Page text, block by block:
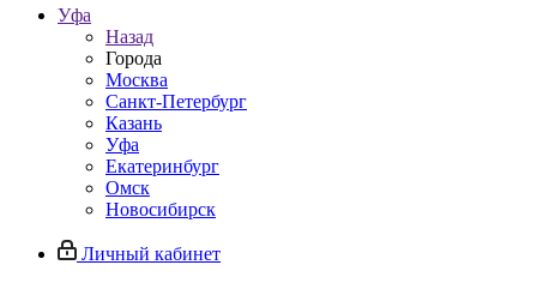
Уфа
Назад
Города
Москва
Санкт-Петербург
Казань
Уфа
Екатеринбург
Омск
Новосибирск
Личный кабинет